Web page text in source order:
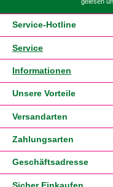
Service-Hotline
Service
Informationen
Unsere Vorteile
Versandarten
Zahlungsarten
Geschäftsadresse